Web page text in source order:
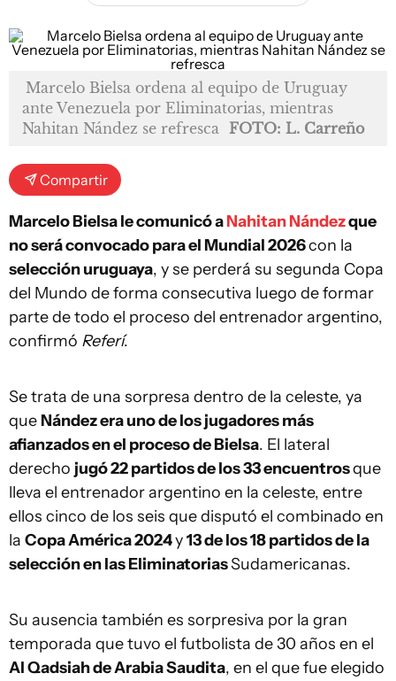
Marcelo Bielsa ordena al equipo de Uruguay
ante Venezuela por Eliminatorias, mientras
Nahitan Nández se refresca FOTO: L. Carreño
Compartir
Marcelo Bielsa le comunicó aNahitan Nándezque
no será convocado para el Mundial 2026con la
selección uruguaya, y se perderá su segunda Copa
del Mundo de forma consecutiva luego de formar
parte de todo el proceso del entrenador argentino,
confirmó Referí.
Se trata de una sorpresa dentro de la celeste, ya
que Nández era uno de los jugadores más
afianzados en el proceso de Bielsa. El lateral
derecho jugó 22 partidos de los 33 encuentrosque
lleva el entrenador argentino en la celeste, entre
ellos cinco de los seis que disputó el combinado en
la Copa América 2024y13 de los 18 partidos de la
selección en las EliminatoriasSudamericanas.
Su ausencia también es sorpresiva por la gran
temporada que tuvo el futbolista de 30 años en el
Al Qadsiah de Arabia Saudita, en el que fue elegido